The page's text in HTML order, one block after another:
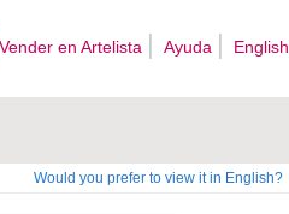
Vender en Artelista Ayuda English
Would you prefer to view it in English?